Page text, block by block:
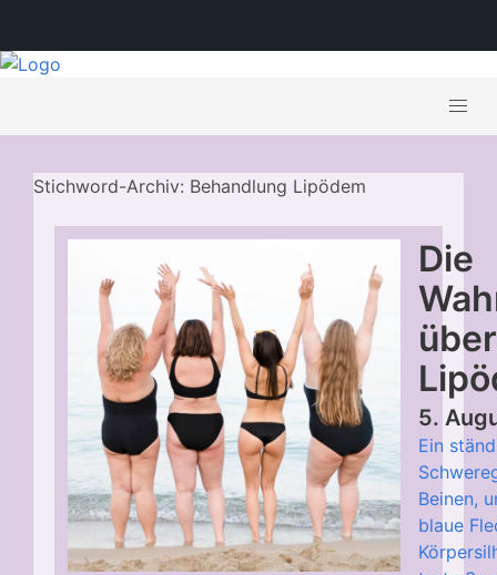
Stichword-Archiv: Behandlung Lipödem
Die
5.
Ein
Beinen,
blaue